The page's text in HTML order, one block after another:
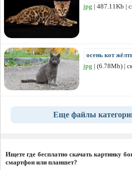
jpg | 487.11Kb |
осень кот
jpg | (6.78Mb) |
Еще файлы
Ищете где бесплатно скачать картинку
смартфон или планшет?